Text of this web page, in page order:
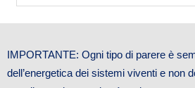
IMPORTANTE: Ogni tipo di parere è
dell’energetica dei sistemi viventi e non